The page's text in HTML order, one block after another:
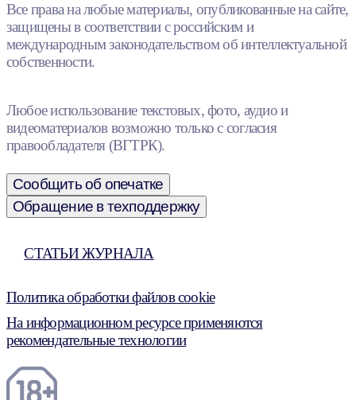
Все права на любые материалы, опубликованные на сайте,
защищены в соответствии с российским и
международным законодательством об интеллектуальной
собственности.
Любое использование текстовых, фото, аудио и
видеоматериалов возможно только с согласия
правообладателя (ВГТРК).
Сообщить об опечатке
Обращение в техподдержку
СТАТЬИ ЖУРНАЛА
Политика обработки файлов cookie
На информационном ресурсе применяются
рекомендательные технологии